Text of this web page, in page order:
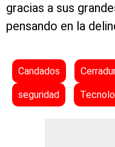
gracias a sus
pensando en la
Candados
seguridad